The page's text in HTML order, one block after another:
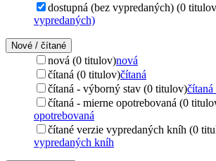
dostupná (bez vypredaných) (0
vypredaných)
Nové / čítané
nová (0 titulov)nová
čítaná (0 titulov)čítaná
čítaná - výborný stav (0 titulov)
čítaná - mierne opotrebovaná (0
opotrebovaná
čítané verzie vypredaných kníh (0
vypredaných kníh